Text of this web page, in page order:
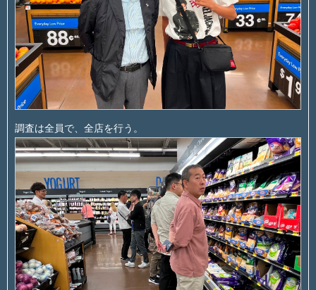
調査は全員で、全店を行う。